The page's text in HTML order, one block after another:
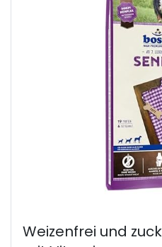
Weizenfrei und